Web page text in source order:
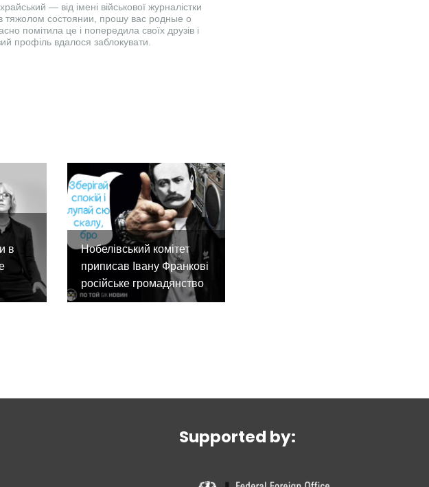
— від імені військової журналістки
тяжолом состоянии, прошу вас родные о
помітила це і попередила своїх друзів і
профіль вдалося заблокувати.
в
Нобелівський комітет
приписав Івану Франкові
російське громадянство
Supported by: